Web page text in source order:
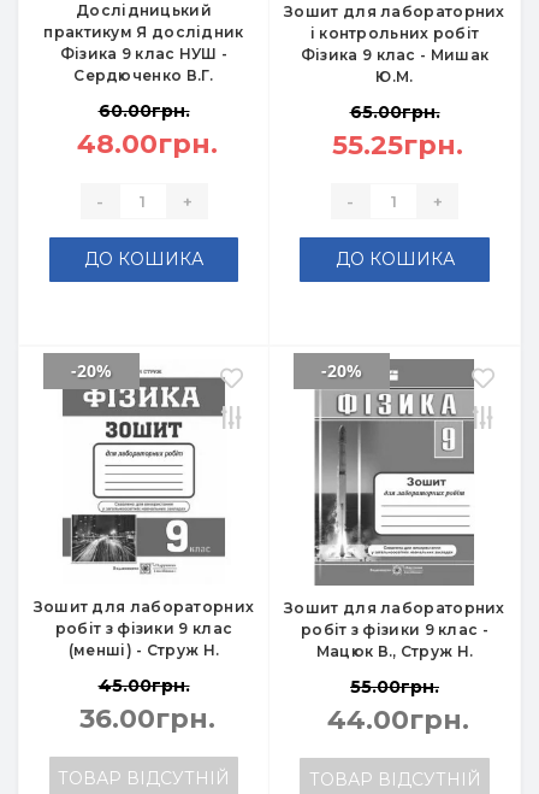
Дослідницький
практикум Я дослідник
Фізика 9 клас НУШ -
Сердюченко В.Г.
60.00грн.
48.00грн.
- +
ДО КОШИКА
Зошит для лабораторних
і контрольних робіт
Фізика 9 клас - Мишак
Ю.М.
65.00грн.
55.25грн.
- +
ДО КОШИКА
Зошит для лабораторних
робіт з фізики 9 клас
(менші) - Струж Н.
-20%
45.00грн.
36.00грн.
ТОВАР ВІДСУТНІЙ
Зошит для лабораторних
робіт з фізики 9 клас -
Мацюк В., Струж Н.
-20%
55.00грн.
44.00грн.
ТОВАР ВІДСУТНІЙ